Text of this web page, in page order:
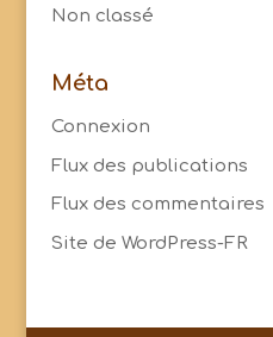
Non classé
Méta
Connexion
Flux des publications
Flux des commentaires
Site de WordPress-FR